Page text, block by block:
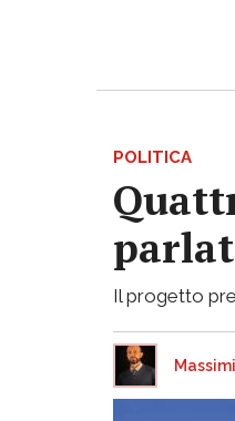
POLITICA
Il progetto